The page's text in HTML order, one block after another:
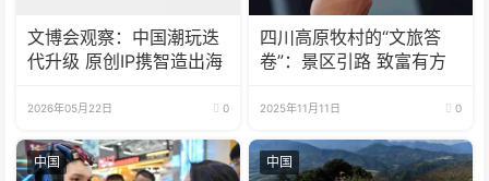
文博会观察：中国潮玩迭
代升级 原创IP携智造出海
2026年05月22日 0
四川高原牧村的“文旅答
卷”：景区引路 致富有方
2025年11月11日 0
中国 中国